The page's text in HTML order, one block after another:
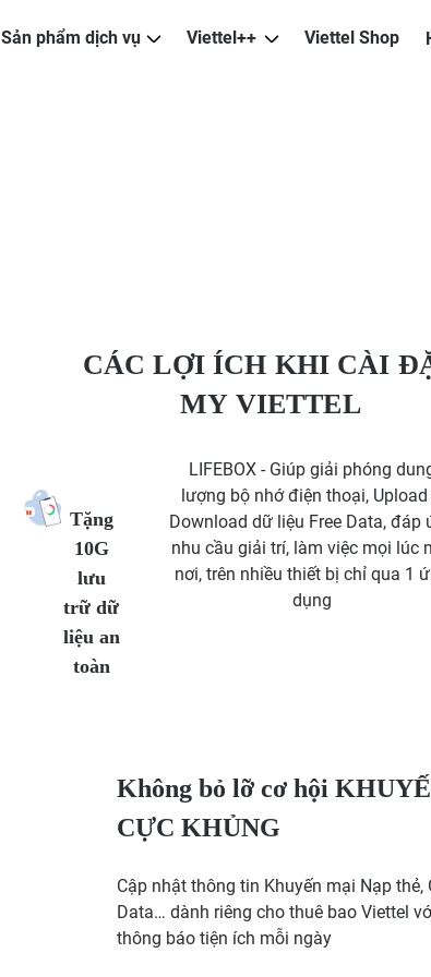
Sản phẩm dịch vụ Viettel++ Viettel Shop
CÁC LỢI ÍCH KHI CÀI
MY VIETTEL
Tặng
10G
lưu
trữ dữ
liệu an
toàn
LIFEBOX - Giúp giải phóng
lượng bộ nhớ điện thoại, Upload
Download dữ liệu Free Data, đáp
nhu cầu giải trí, làm việc mọi lúc
nơi, trên nhiều thiết bị chỉ qua 1
dụng
Không bỏ lỡ cơ hội
CỰC KHỦNG
Cập nhật thông tin Khuyến mại Nạp thẻ,
Data… dành riêng cho thuê bao Viettel
thông báo tiện ích mỗi ngày